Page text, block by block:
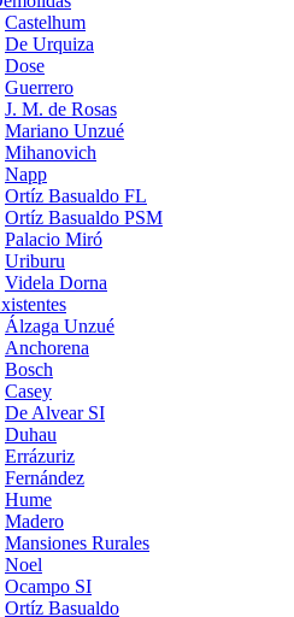
Castelhum
De Urquiza
Dose
Guerrero
J. M. de Rosas
Mariano Unzué
Mihanovich
Napp
Ortíz Basualdo FL
Ortíz Basualdo PSM
Palacio Miró
Uriburu
Videla Dorna
Álzaga Unzué
Anchorena
Bosch
Casey
De Alvear SI
Duhau
Errázuriz
Fernández
Hume
Madero
Mansiones Rurales
Noel
Ocampo SI
Ortíz Basualdo